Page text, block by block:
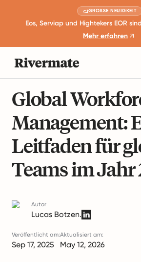
GROSSE NEUIGKEIT
Eos, Serviap und Hightekers EOR
Mehr erfahren
Global
Management:
Leitfaden für
Teams im Jahr
Autor
Lucas Botzen.
Veröffentlicht am:
Sep 17, 2025
Aktualisiert am:
May 12, 2026